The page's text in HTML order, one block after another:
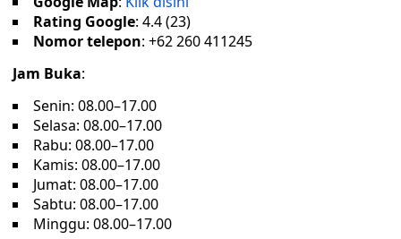
Rating Google: 4.4 (23)
Nomor telepon: +62 260 411245
Jam Buka:
Senin: 08.00–17.00
Selasa: 08.00–17.00
Rabu: 08.00–17.00
Kamis: 08.00–17.00
Jumat: 08.00–17.00
Sabtu: 08.00–17.00
Minggu: 08.00–17.00